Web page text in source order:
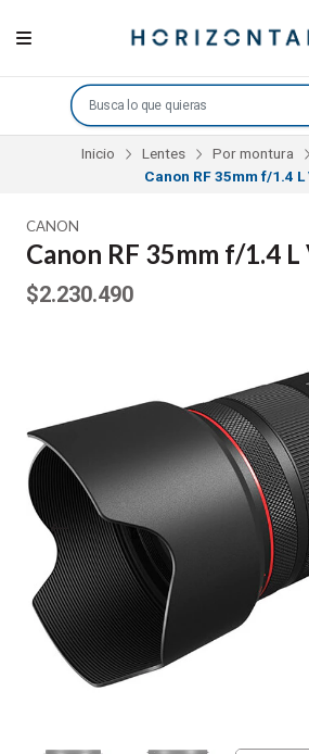
Inicio Lentes Por montura
Canon RF 35mm f/1.4 L
CANON
Canon RF 35mm f/1.4 L
$2.230.490